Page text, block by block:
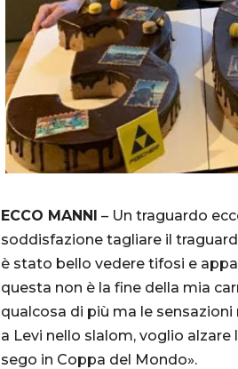
ECCO MANNI – Un traguardo
soddisfazione tagliare il
è stato bello vedere tifosi e
questa non è la fine della mia
qualcosa di più ma le
a Levi nello slalom, voglio alzare
sego in Coppa del Mondo».